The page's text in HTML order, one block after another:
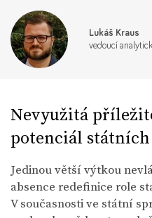
Lukáš Kraus
vedoucí
Nevyužitá
potenciál
Jedinou větší výtkou
absence redefinice role
V současnosti ve státní